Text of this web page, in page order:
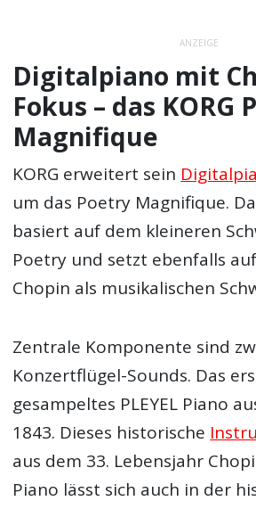
ANZEIGE
Digitalpiano mit
Fokus – das KORG
Magnifique
KORG erweitert sein
um das Poetry Magnifique.
basiert auf dem kleineren
Poetry und setzt ebenfalls
Chopin als musikalischen
Zentrale Komponente sind
Konzertflügel-Sounds. Das
gesampeltes PLEYEL Piano
1843. Dieses historische
aus dem 33. Lebensjahr
Piano lässt sich auch in der